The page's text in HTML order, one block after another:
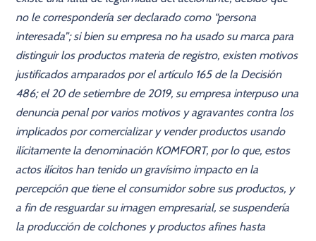
no le correspondería ser declarado como “persona
interesada”; si bien su empresa no ha usado su marca para
distinguir los productos materia de registro, existen motivos
justificados amparados por el artículo 165 de la Decisión
486; el 20 de setiembre de 2019, su empresa interpuso una
denuncia penal por varios motivos y agravantes contra los
implicados por comercializar y vender productos usando
ilícitamente la denominación KOMFORT, por lo que, estos
actos ilícitos han tenido un gravísimo impacto en la
percepción que tiene el consumidor sobre sus productos, y
a fin de resguardar su imagen empresarial, se suspendería
la producción de colchones y productos afines hasta